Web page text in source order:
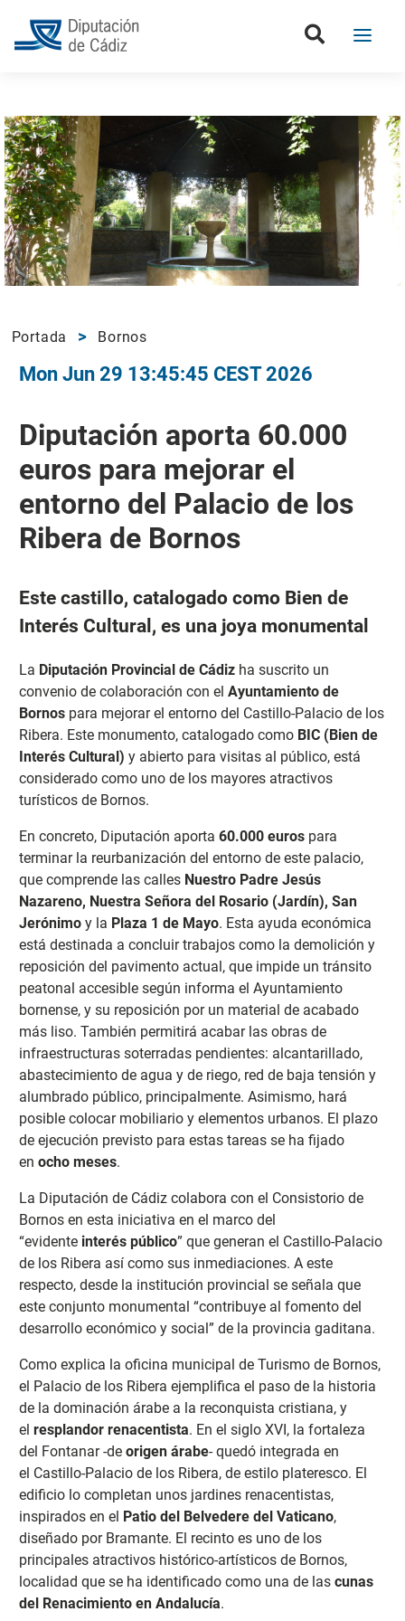
Portada Bornos
Mon Jun 29 13:45:45 CEST 2026
Diputación aporta 60.000
euros para mejorar el
entorno del Palacio de los
Ribera de Bornos
Este castillo, catalogado como Bien de
Interés Cultural, es una joya monumental
La Diputación Provincial de Cádiz ha suscrito un
convenio de colaboración con el Ayuntamiento de
Bornospara mejorar el entorno del Castillo-Palacio de los
Ribera. Este monumento, catalogado como BIC (Bien de
Interés Cultural) y abierto para visitas al público, está
considerado como uno de los mayores atractivos
turísticos de Bornos.
En concreto, Diputación aporta 60.000 euros para
terminar la reurbanización del entorno de este palacio,
que comprende las calles Nuestro Padre Jesús
Nazareno, Nuestra Señora del Rosario (Jardín), San
Jerónimo y la Plaza 1 de Mayo. Esta ayuda económica
está destinada a concluir trabajos como la demolición y
reposición del pavimento actual, que impide un tránsito
peatonal accesible según informa el Ayuntamiento
bornense, y su reposición por un material de acabado
más liso. También permitirá acabar las obras de
infraestructuras soterradas pendientes: alcantarillado,
abastecimiento de agua y de riego, red de baja tensión y
alumbrado público, principalmente. Asimismo, hará
posible colocar mobiliario y elementos urbanos. El plazo
de ejecución previsto para estas tareas se ha fijado
en ocho meses.
La Diputación de Cádiz colabora con el Consistorio de
Bornos en esta iniciativa en el marco del
“evidenteinterés público” que generan el Castillo-Palacio
de los Ribera así como sus inmediaciones. A este
respecto, desde la institución provincial se señala que
este conjunto monumental “contribuye al fomento del
desarrollo económico y social” de la provincia gaditana.
Como explica la oficina municipal de Turismo de Bornos,
el Palacio de los Ribera ejemplifica el paso de la historia
de la dominación árabe a la reconquista cristiana, y
el resplandor renacentista. En el siglo XVI, la fortaleza
del Fontanar -de origen árabe- quedó integrada en
el Castillo-Palacio de los Ribera, de estilo plateresco. El
edificio lo completan unos jardines renacentistas,
inspirados en el Patio del Belvedere del Vaticano,
diseñado por Bramante. El recinto es uno de los
principales atractivos histórico-artísticos de Bornos,
localidad que se ha identificado como una de las cunas
del Renacimiento en Andalucía.